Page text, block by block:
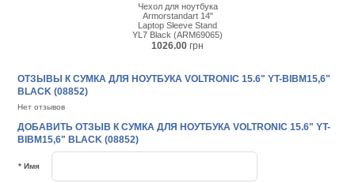
Чехол для ноутбука
Armorstandart 14"
Laptop Sleeve Stand
YL7 Black (ARM69065)
1026.00 грн
ОТЗЫВЫ К СУМКА ДЛЯ НОУТБУКА VOLTRONIC 15.6" YT-BIBM15,6"
BLACK (08852)
Нет отзывов
ДОБАВИТЬ ОТЗЫВ К СУМКА ДЛЯ НОУТБУКА VOLTRONIC 15.6" YT-
BIBM15,6" BLACK (08852)
* Имя